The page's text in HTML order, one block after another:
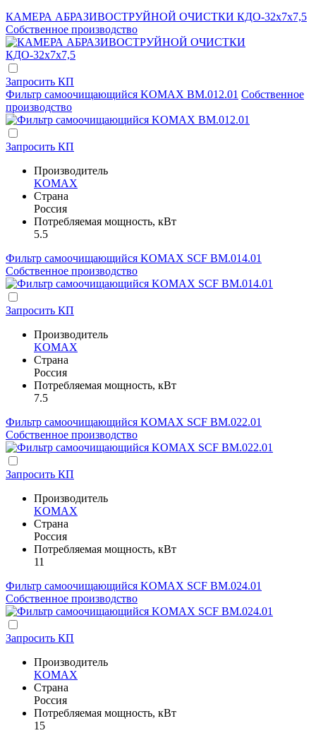
КАМЕРА АБРАЗИВОСТРУЙНОЙ ОЧИСТКИ КДО-32х7х7,5
Собственное производство
Запросить КП
Фильтр самоочищающийся KOMAX BM.012.01 Собственное
производство
Запросить КП
Производитель
KOMAX
Страна
Россия
Потребляемая мощность, кВт
5.5
Фильтр самоочищающийся KOMAX SCF BM.014.01
Собственное производство
Запросить КП
Производитель
KOMAX
Страна
Россия
Потребляемая мощность, кВт
7.5
Фильтр самоочищающийся KOMAX SCF BM.022.01
Собственное производство
Запросить КП
Производитель
KOMAX
Страна
Россия
Потребляемая мощность, кВт
11
Фильтр самоочищающийся KOMAX SCF BM.024.01
Собственное производство
Запросить КП
Производитель
KOMAX
Страна
Россия
Потребляемая мощность, кВт
15